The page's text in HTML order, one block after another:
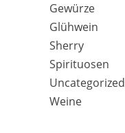
Gewürze
Glühwein
Sherry
Spirituosen
Uncategorized
Weine